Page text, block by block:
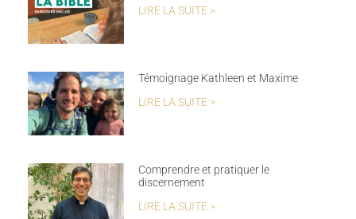
LIRE LA SUITE >
Témoignage Kathleen et Maxime
LIRE LA SUITE >
Comprendre et pratiquer le
discernement
LIRE LA SUITE >